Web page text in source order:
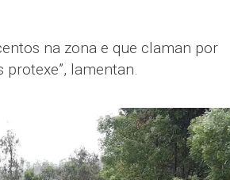
na zona e que claman por
lamentan.